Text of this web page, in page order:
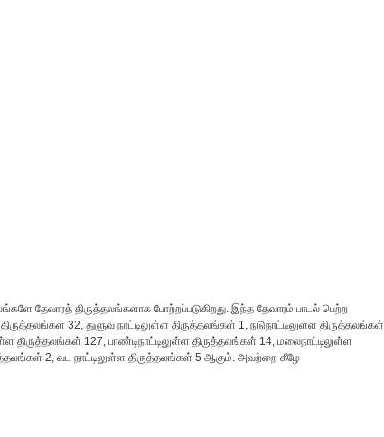
தேவாரத் திருத்தலங்களாக போற்றப்படுகிறது. இந்த தேவாரம் பாடல் பெற்ற
32, துளுவ நாட்டிலுள்ள திருத்தலங்கள் 1, நடுநாட்டிலுள்ள திருத்தலங்கள்
திருத்தலங்கள் 127, பாண்டிநாட்டிலுள்ள திருத்தலங்கள் 14, மலைநாட்டிலுள்ள
2, வட நாட்டிலுள்ள திருத்தலங்கள் 5 ஆகும். அவற்றை கீழே